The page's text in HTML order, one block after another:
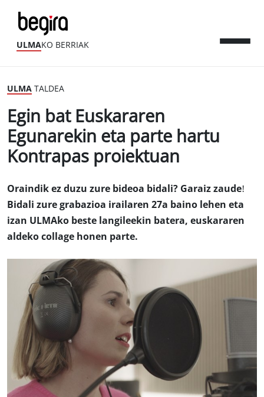
ULMAKO BERRIAK
ULMA TALDEA
Egin bat Euskararen
Egunarekin eta parte hartu
Kontrapas proiektuan
Oraindik ez duzu zure bideoa bidali? Garaiz zaude!
Bidali zure grabazioa irailaren 27a baino lehen eta
izan ULMAko beste langileekin batera, euskararen
aldeko collage honen parte.